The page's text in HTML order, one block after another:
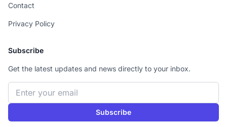
Contact
Privacy Policy
Subscribe
Get the latest updates and news directly to your inbox.
Email address
Subscribe